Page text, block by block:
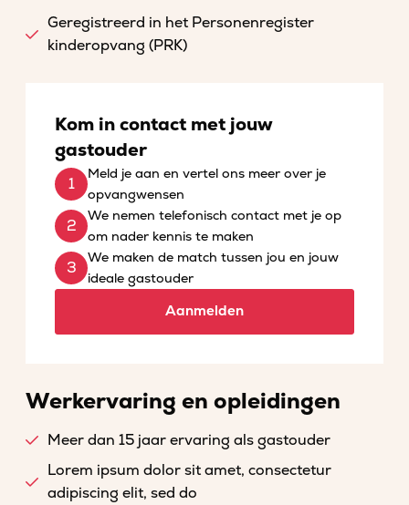
Geregistreerd in het Personenregister
kinderopvang (PRK)
Kom in contact met jouw
gastouder
Meld je aan en vertel ons meer over je
opvangwensen
We nemen telefonisch contact met je op
om nader kennis te maken
We maken de match tussen jou en jouw
ideale gastouder
Aanmelden
Werkervaring en opleidingen
Meer dan 15 jaar ervaring als gastouder
Lorem ipsum dolor sit amet, consectetur
adipiscing elit, sed do